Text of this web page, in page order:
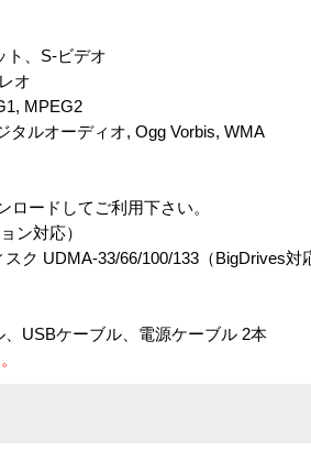
ト、S-ビデオ
オ
MPEG2
タルオーディオ, Ogg Vorbis, WMA
ードしてご利用下さい。
ン対応）
ク UDMA-33/66/100/133（BigDrives対
USBケーブル、電源ケーブル 2本